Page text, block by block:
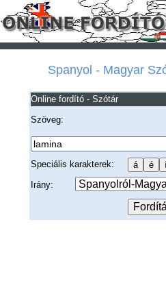
Spanyol - Magyar
Online fordító - Szótár
Szöveg:
Speciális karakterek:
Irány: